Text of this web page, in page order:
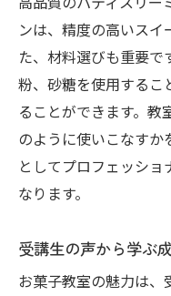
ンは、精度の高いスイ
た、材料選びも重要
粉、砂糖を使用するこ
ることができます。
のように使いこなす
としてプロフェッシ
なります。
受講生の声から学ぶ
お菓子教室の魅力は